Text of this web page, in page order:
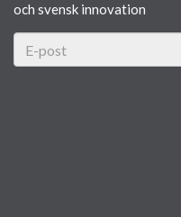
och svensk innovation